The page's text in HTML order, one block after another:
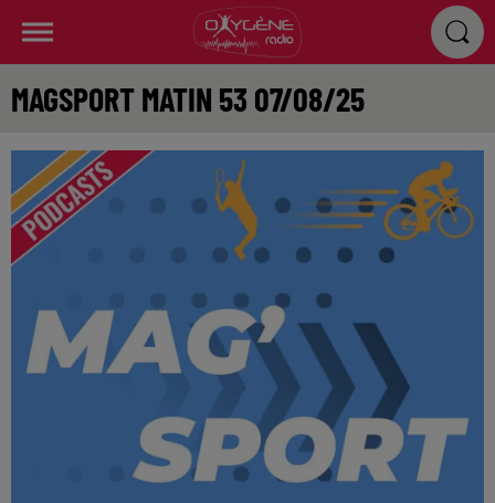
MAGSPORT MATIN 53 07/08/25